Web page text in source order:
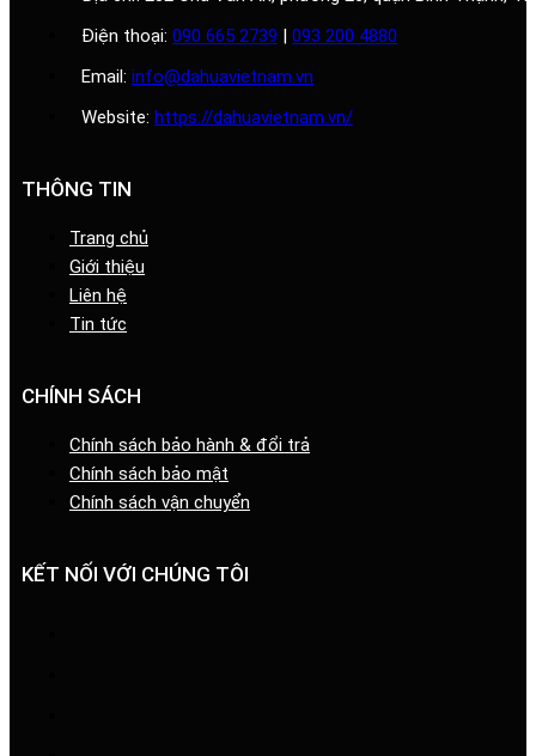
Điện thoại: 090 665 2739 | 093 200 4880
Email: info@dahuavietnam.vn
Website: https://dahuavietnam.vn/
THÔNG TIN
Trang chủ
Giới thiệu
Liên hệ
Tin tức
CHÍNH SÁCH
Chính sách bảo hành & đổi trả
Chính sách bảo mật
Chính sách vận chuyển
KẾT NỐI VỚI CHÚNG TÔI